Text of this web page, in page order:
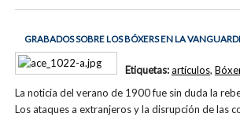
GRABADOS SOBRE LOS BÓXERS EN LA
La noticia del verano de 1900 fue sin duda la
Los ataques a extranjeros y la disrupción de las
Etiquetas:artículos,